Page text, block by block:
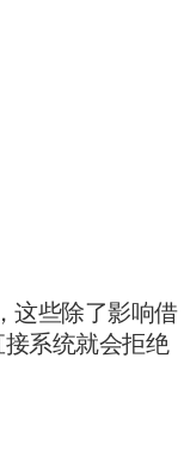
这些除了影响借
系统就会拒绝